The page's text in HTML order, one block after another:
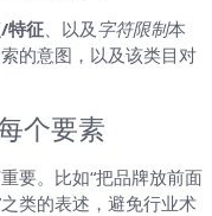
特征、以及 字符限制本
的意图，以及该类目对
个要素
要。比如“把品牌放前面
类的表述，避免行业术